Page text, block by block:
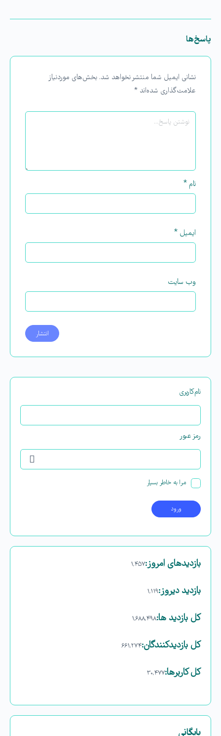
پاسخ‌ها
نشانی ایمیل شما منتشر نخواهد شد. بخش‌های موردنیاز
علامت‌گذاری شده‌اند *
نام *
ایمیل *
وب‌ سایت
نام‌کاربری
رمز عبور
مرا به خاطر بسپار
بازدیدهای امروز:۱,۴۵۷
بازدید دیروز:۱,۱۱۹
کل بازدید ها:۱,۶۸۸,۴۹۸
کل بازدیدکنند‌گان:۶۶۱,۲۷۴
کل کاربرها:۳۰,۴۷۷